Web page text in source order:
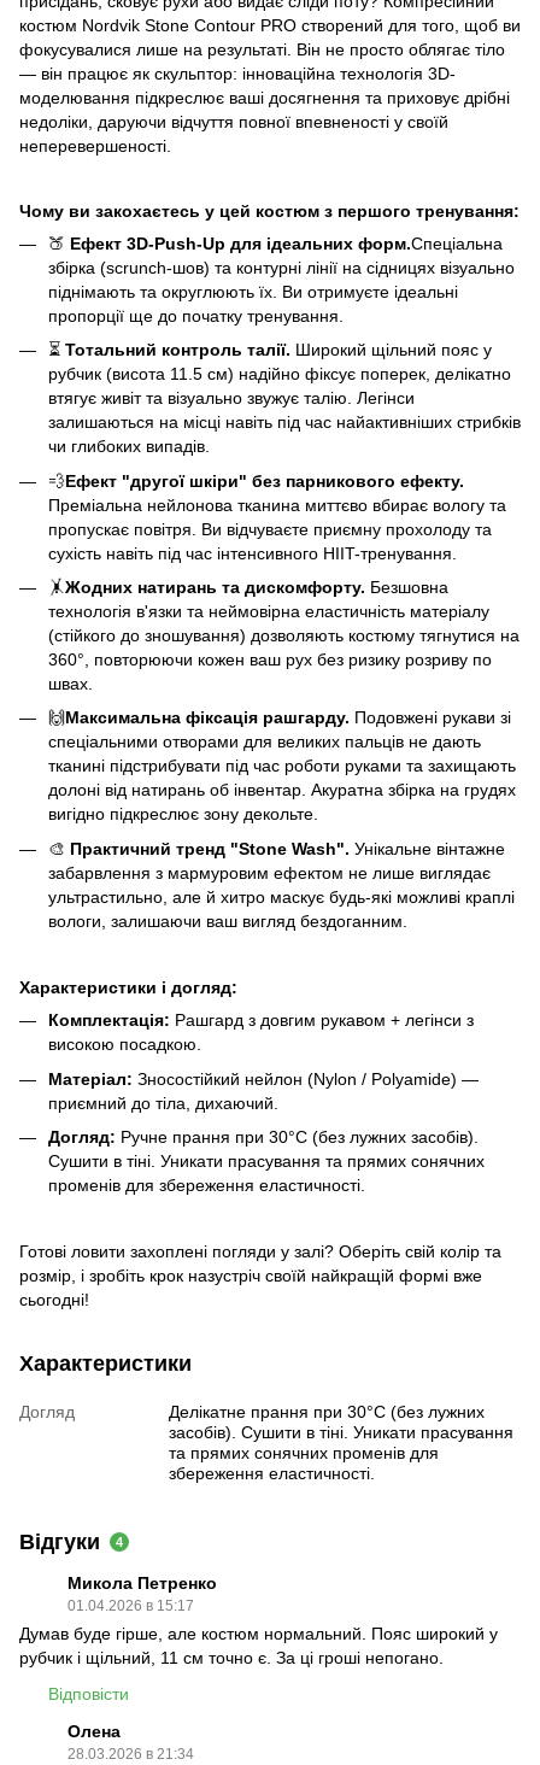
костюм Nordvik Stone Contour PRO створений для того, щоб ви
фокусувалися лише на результаті. Він не просто облягає тіло
— він працює як скульптор: інноваційна технологія 3D-
моделювання підкреслює ваші досягнення та приховує дрібні
недоліки, даруючи відчуття повної впевненості у своїй
неперевершеності.
Чому ви закохаєтесь у цей костюм з першого тренування:
🍑 Ефект 3D-Push-Up для ідеальних форм.Спеціальна
збірка (scrunch-шов) та контурні лінії на сідницях візуально
піднімають та округлюють їх. Ви отримуєте ідеальні
пропорції ще до початку тренування.
⏳ Тотальний контроль талії. Широкий щільний пояс у
рубчик (висота 11.5 см) надійно фіксує поперек, делікатно
втягує живіт та візуально звужує талію. Легінси
залишаються на місці навіть під час найактивніших стрибків
чи глибоких випадів.
💨Ефект "другої шкіри" без парникового ефекту.
Преміальна нейлонова тканина миттєво вбирає вологу та
пропускає повітря. Ви відчуваєте приємну прохолоду та
сухість навіть під час інтенсивного HIIT-тренування.
🤸Жодних натирань та дискомфорту. Безшовна
технологія в'язки та неймовірна еластичність матеріалу
(стійкого до зношування) дозволяють костюму тягнутися на
360°, повторюючи кожен ваш рух без ризику розриву по
швах.
🙌Максимальна фіксація рашгарду. Подовжені рукави зі
спеціальними отворами для великих пальців не дають
тканині підстрибувати під час роботи руками та захищають
долоні від натирань об інвентар. Акуратна збірка на грудях
вигідно підкреслює зону декольте.
🎨 Практичний тренд "Stone Wash". Унікальне вінтажне
забарвлення з мармуровим ефектом не лише виглядає
ультрастильно, але й хитро маскує будь-які можливі краплі
вологи, залишаючи ваш вигляд бездоганним.
Характеристики і догляд:
Комплектація: Рашгард з довгим рукавом + легінси з
високою посадкою.
Матеріал: Зносостійкий нейлон (Nylon / Polyamide) —
приємний до тіла, дихаючий.
Догляд: Ручне прання при 30°C (без лужних засобів).
Сушити в тіні. Уникати прасування та прямих сонячних
променів для збереження еластичності.
Готові ловити захоплені погляди у залі? Оберіть свій колір та
розмір, і зробіть крок назустріч своїй найкращій формі вже
сьогодні!
Характеристики
Догляд
Делікатне прання при 30°C (без лужних
засобів). Сушити в тіні. Уникати прасування
та прямих сонячних променів для
збереження еластичності.
Відгуки 4
Микола Петренко
01.04.2026 в 15:17
Думав буде гірше, але костюм нормальний. Пояс широкий у
рубчик і щільний, 11 см точно є. За ці гроші непогано.
Відповісти
Олена
28.03.2026 в 21:34